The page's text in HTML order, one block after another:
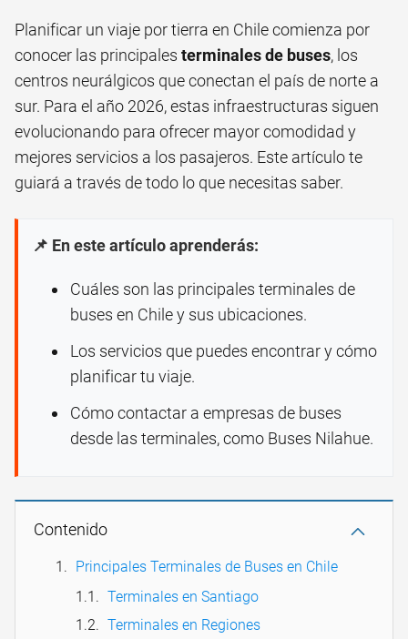
Planificar un viaje por tierra en Chile comienza por
conocer las principales terminales de buses, los
centros neurálgicos que conectan el país de norte a
sur. Para el año 2026, estas infraestructuras siguen
evolucionando para ofrecer mayor comodidad y
mejores servicios a los pasajeros. Este artículo te
guiará a través de todo lo que necesitas saber.
📌 En este artículo aprenderás:
Cuáles son las principales terminales de
buses en Chile y sus ubicaciones.
Los servicios que puedes encontrar y cómo
planificar tu viaje.
Cómo contactar a empresas de buses
desde las terminales, como Buses Nilahue.
Contenido
Principales Terminales de Buses en Chile
Terminales en Santiago
Terminales en Regiones